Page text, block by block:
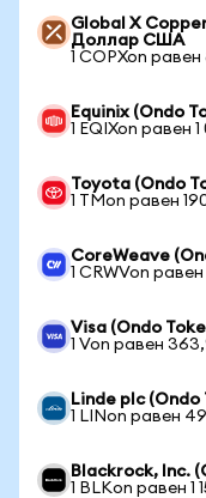
Global X
Доллар США
1 COPXon равен
Equinix (Ondo
1 EQIXon равен
Toyota (Ondo
1 TMon равен
CoreWeave
1 CRWVon равен
Visa (Ondo
1 Von равен
Linde plc
1 LINon равен
Blackrock, Inc.
1 BLKon равен 1